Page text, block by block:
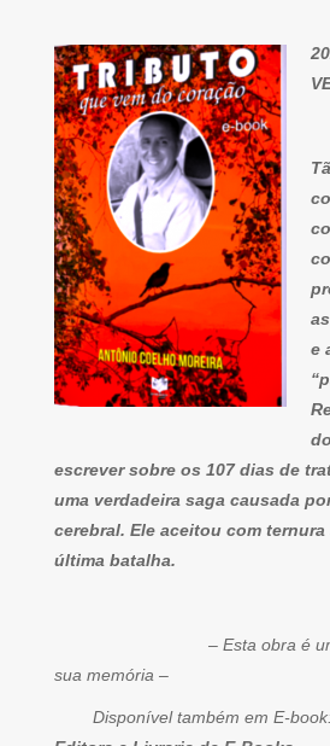
e
escrever sobre os 107 dias de
uma verdadeira saga causada
cerebral. Ele aceitou com
última batalha.
– Esta obra é uma
sua memória –
Disponível também em E-